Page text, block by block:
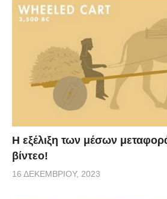
Η εξέλιξη των μέσων
βίντεο!
16 ΔΕΚΕΜΒΡΊΟΥ, 2023